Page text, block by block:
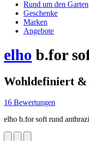
Rund um den Garten
Geschenke
Marken
Angebote
elho b.for
Wohldefiniert
16 Bewertungen
elho b.for soft rund